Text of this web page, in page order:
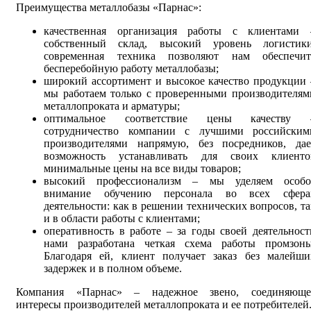
Преимущества металлобазы «Парнас»:
качественная организация работы с клиентами
собственный склад, высокий уровень
современная техника позволяют нам
бесперебойную работу металлобазы;
широкий ассортимент и высокое качество продукции
мы работаем только с проверенными
металлопроката и арматуры;
оптимальное соответствие цены качеству
сотрудничество компании с лучшими
производителями напрямую, без посредников,
возможность устанавливать для своих
минимальные цены на все виды товаров;
высокий профессионализм – мы уделяем
внимание обучению персонала во всех
деятельности: как в решении технических вопросов,
и в области работы с клиентами;
оперативность в работе – за годы своей
нами разработана четкая схема работы
Благодаря ей, клиент получает заказ без
задержек и в полном объеме.
Компания «Парнас» – надежное звено,
интересы производителей металлопроката и ее потребителей.